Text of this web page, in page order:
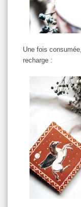
Une fois
recharge :